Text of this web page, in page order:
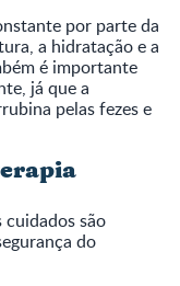
por parte da
a hidratação e a
é importante
já que a
pelas fezes e
são
do